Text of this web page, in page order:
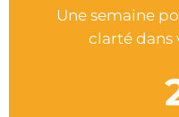
Une semaine
clarté dans